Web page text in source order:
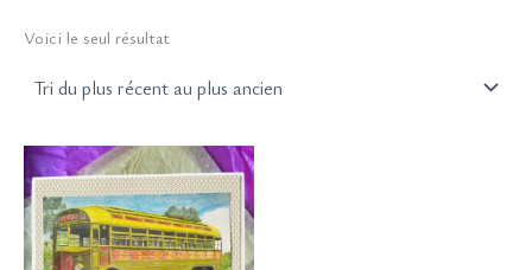
Voici le seul résultat